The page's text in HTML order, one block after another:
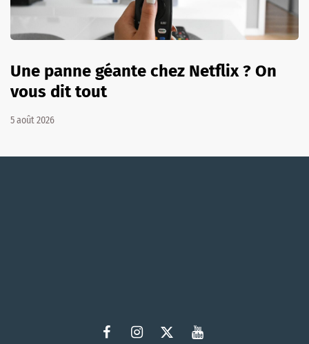
Une panne géante chez Netflix ? On
vous dit tout
5 août 2026